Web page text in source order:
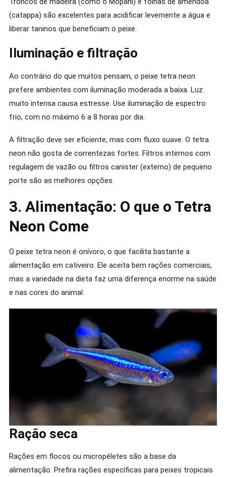
(catappa) são excelentes para acidificar levemente a água e
liberar taninos que beneficiam o peixe.
Iluminação e filtração
Ao contrário do que muitos pensam, o peixe tetra neon
prefere ambientes com iluminação moderada a baixa. Luz
muito intensa causa estresse. Use iluminação de espectro
frio, com no máximo 6 a 8 horas por dia.
A filtração deve ser eficiente, mas com fluxo suave. O tetra
neon não gosta de correntezas fortes. Filtros internos com
regulagem de vazão ou filtros canister (externo) de pequeno
porte são as melhores opções.
3. Alimentação: O que o Tetra
Neon Come
O peixe tetra neon é onívoro, o que facilita bastante a
alimentação em cativeiro. Ele aceita bem rações comerciais,
mas a variedade na dieta faz uma diferença enorme na saúde
e nas cores do animal.
Ração seca
Rações em flocos ou micropéletes são a base da
alimentação. Prefira rações específicas para peixes tropicais